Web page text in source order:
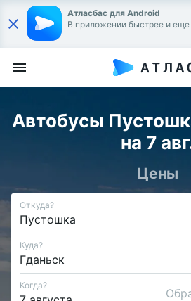
Атласбас для Android
В приложении быстрее и еще
Автобусы
на 7
Цены
Откуда?
Куда?
Когда?